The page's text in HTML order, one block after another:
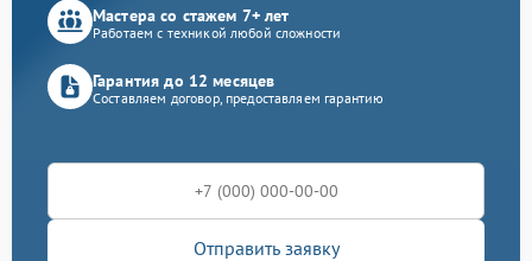
Мастера со стажем 7+ лет
Работаем с техникой любой сложности
Гарантия до 12 месяцев
Составляем договор, предоставляем гарантию
Отправить заявку